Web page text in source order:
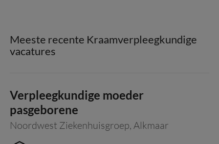
Meeste recente Kraamverpleegkundige
vacatures
Verpleegkundige moeder
pasgeborene
Noordwest Ziekenhuisgroep, Alkmaar